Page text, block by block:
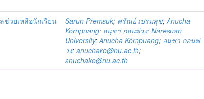
วยเหลือนักเรียน
Sarun Premsuk; ศรัณย์ เปรมสุข;Anucha
Kornpuang; อนุชา กอนพ่วง;Naresuan
University;Anucha Kornpuang; อนุชา กอนพ่
วง;anuchako@nu.ac.th;
anuchako@nu.ac.th